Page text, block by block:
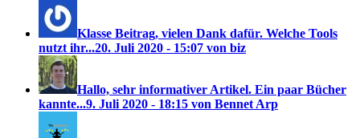
Klasse Beitrag, vielen Dank dafür. Welche Tools
nutzt ihr...20. Juli 2020 - 15:07 von biz
Hallo, sehr informativer Artikel. Ein paar Bücher
kannte...9. Juli 2020 - 18:15 von Bennet Arp